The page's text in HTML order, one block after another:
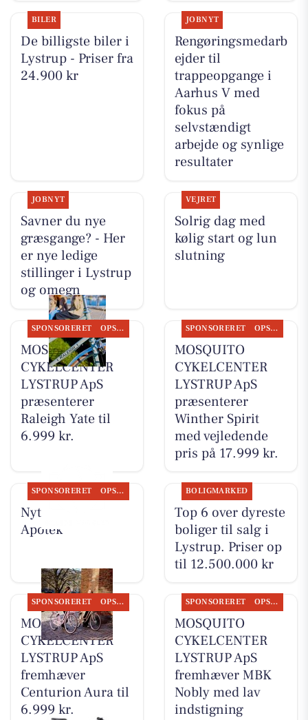
BILER
De billigste biler i
Lystrup - Priser fra
24.900 kr
JOBNYT
Rengøringsmedarb
ejder til
trappeopgange i
Aarhus V med
fokus på
selvstændigt
arbejde og synlige
resultater
JOBNYT
Savner du nye
græsgange? - Her
er nye ledige
stillinger i Lystrup
og omegn
VEJRET
Solrig dag med
kølig start og lun
slutning
SPONSORERET OPSLAGSTAVLEN
MOSQUITO
CYKELCENTER
LYSTRUP ApS
præsenterer
Raleigh Yate til
6.999 kr.
SPONSORERET OPSLAGSTAVLEN
MOSQUITO
CYKELCENTER
LYSTRUP ApS
præsenterer
Winther Spirit
med vejledende
pris på 17.999 kr.
SPONSORERET OPSLAGSTAVLEN
Nyt fra Lystrup
Apotek
BOLIGMARKED
Top 6 over dyreste
boliger til salg i
Lystrup. Priser op
til 12.500.000 kr
SPONSORERET OPSLAGSTAVLEN
MOSQUITO
CYKELCENTER
LYSTRUP ApS
fremhæver
Centurion Aura til
6.999 kr.
SPONSORERET OPSLAGSTAVLEN
MOSQUITO
CYKELCENTER
LYSTRUP ApS
fremhæver MBK
Nobly med lav
indstigning